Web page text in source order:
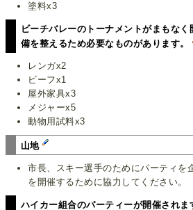
塗料x3
ビーチバレーのトーナメントがまもな
備を整えるため必要なものがあります。
レンガx2
ビーフx1
屋外家具x3
メジャーx5
動物用試料x3
山地
市長、スキー選手のためにパーティを
を開催するために協力してください。
ハイカー組合のパーティーが開催され